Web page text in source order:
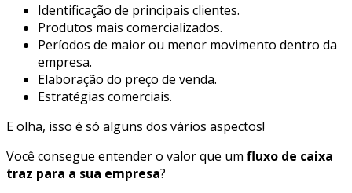
Identificação de principais clientes.
Produtos mais comercializados.
Períodos de maior ou menor movimento dentro da
empresa.
Elaboração do preço de venda.
Estratégias comerciais.
E olha, isso é só alguns dos vários aspectos!
Você consegue entender o valor que um fluxo de caixa
traz para a sua empresa?